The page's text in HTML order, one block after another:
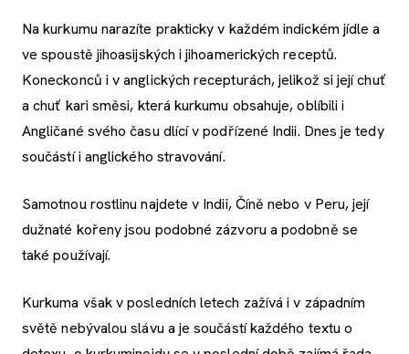
Na kurkumu narazíte prakticky v každém indickém jídle a
ve spoustě jihoasijských i jihoamerických receptů.
Koneckonců i v anglických recepturách, jelikož si její chuť
a chuť kari směsi, která kurkumu obsahuje, oblíbili i
Angličané svého času dlící v podřízené Indii. Dnes je tedy
součástí i anglického stravování.
Samotnou rostlinu najdete v Indii, Číně nebo v Peru, její
dužnaté kořeny jsou podobné zázvoru a podobně se
také používají.
Kurkuma však v posledních letech zažívá i v západním
světě nebývalou slávu a je součástí každého textu o